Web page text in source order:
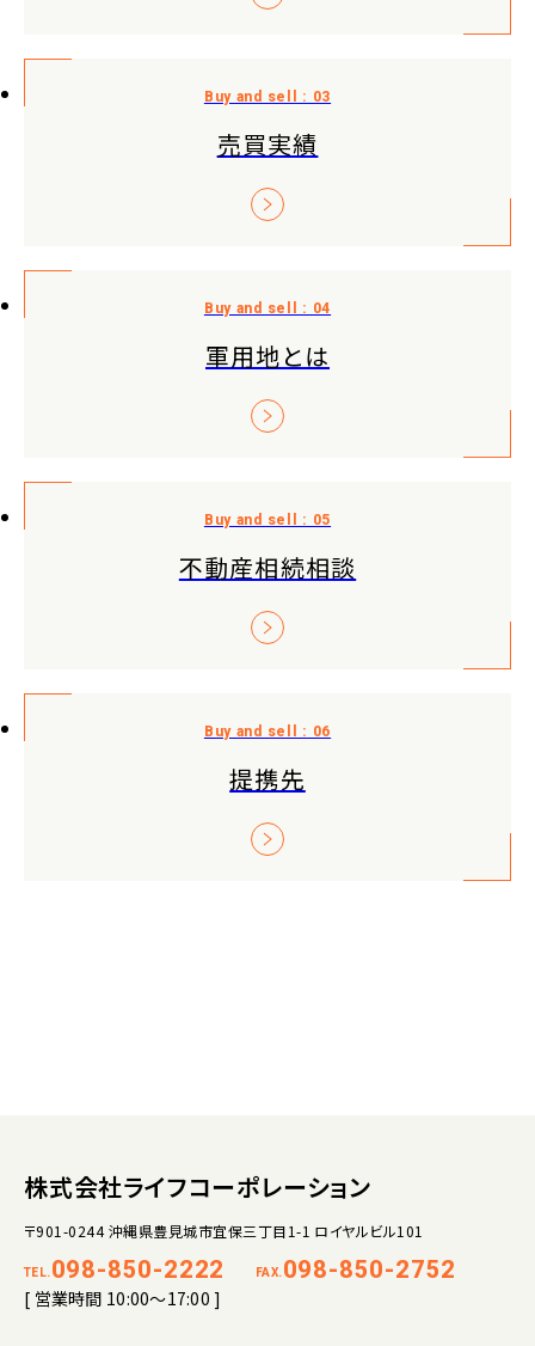
売買実績
軍用地とは
不動産相続相談
提携先
株式会社ライフコーポレーション
〒901-0244 沖縄県豊見城市宜保三丁目1-1 ロイヤルビル101
TEL. 098-850-2222 FAX. 098-850-2752
[ 営業時間 10:00～17:00 ]